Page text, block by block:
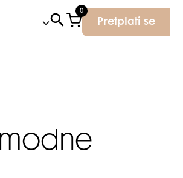
0
Pretplati se